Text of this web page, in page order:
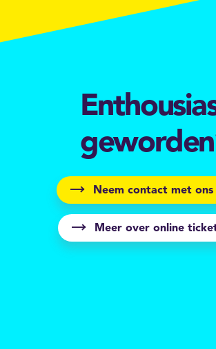
Neem contact met
Meer over online